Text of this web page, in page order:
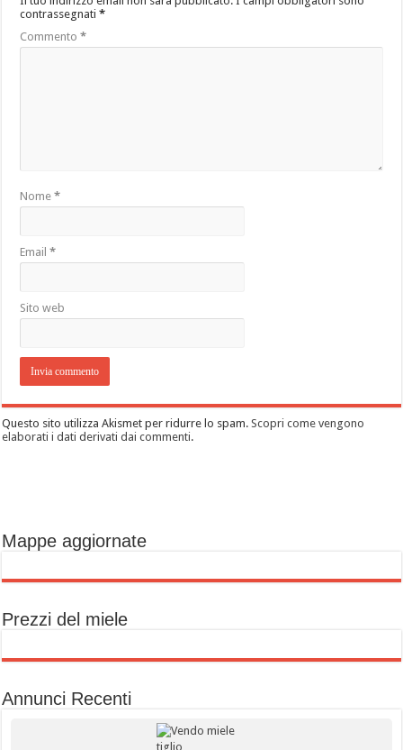
contrassegnati*
Commento*
Nome*
Email*
Sito web
Questo sito utilizza Akismet per ridurre lo spam.Scopri come vengono
elaborati i dati derivati dai commenti.
Mappe aggiornate
Prezzi del miele
Annunci Recenti